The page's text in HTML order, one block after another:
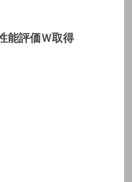
能評価Ｗ取得